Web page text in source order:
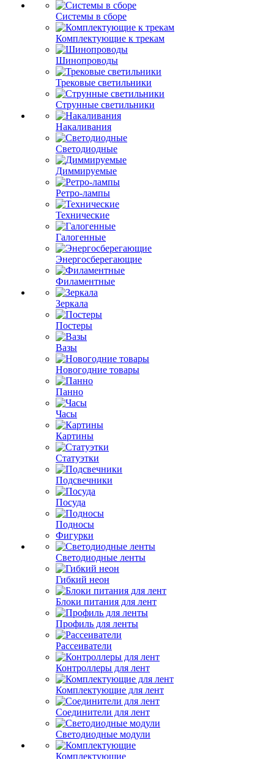
Системы в сборе
Комплектующие к трекам
Шинопроводы
Трековые светильники
Струнные светильники
Накаливания
Светодиодные
Диммируемые
Ретро-лампы
Технические
Галогенные
Энергосберегающие
Филаментные
Зеркала
Постеры
Вазы
Новогодние товары
Панно
Часы
Картины
Статуэтки
Подсвечники
Посуда
Подносы
Фигурки
Светодиодные ленты
Гибкий неон
Блоки питания для лент
Профиль для ленты
Рассеиватели
Контроллеры для лент
Комплектующие для лент
Соединители для лент
Светодиодные модули
Комплектующие